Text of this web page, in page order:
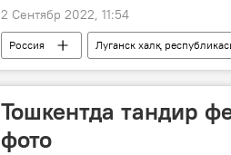
2 Сентябр 2022, 11:54
Россия Луганск халқ
Россия ТИВ
Тошкентда тандир
фото